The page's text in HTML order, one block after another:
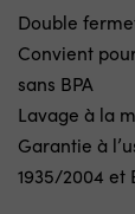
Double
Convient
sans BPA
Lavage à la
Garantie à
1935/2004 et